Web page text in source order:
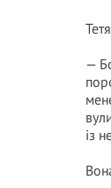
—
із